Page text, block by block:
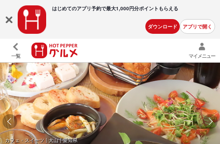
はじめてのアプリ予約で最大1,000円分ポイントもらえる
ダウンロード アプリで開く
一覧 マイメニュー
カフェ・スイーツ | 犬山 | 愛知県